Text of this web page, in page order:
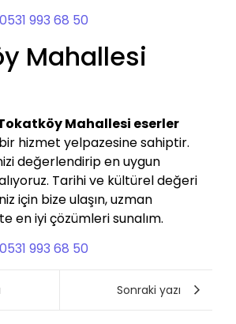
0531 993 68 50
Mahallesi
Mahallesi eserler
hizmet yelpazesine sahiptir.
değerlendirip en uygun
Tarihi ve kültürel değeri
için bize ulaşın, uzman
en iyi çözümleri sunalım.
0531 993 68 50
Sonraki yazı